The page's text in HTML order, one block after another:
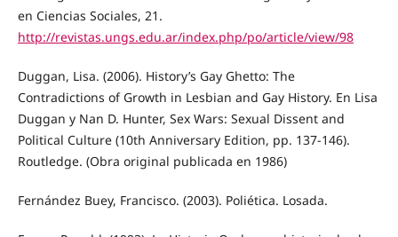
en Ciencias Sociales, 21.
http://revistas.ungs.edu.ar/index.php/po/article/view/98
Duggan, Lisa. (2006). History’s Gay Ghetto: The
Contradictions of Growth in Lesbian and Gay History. En Lisa
Duggan y Nan D. Hunter, Sex Wars: Sexual Dissent and
Political Culture (10th Anniversary Edition, pp. 137-146).
Routledge. (Obra original publicada en 1986)
Fernández Buey, Francisco. (2003). Poliética. Losada.